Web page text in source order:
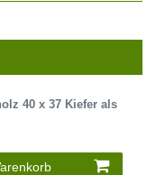
40 x 37 Kiefer als